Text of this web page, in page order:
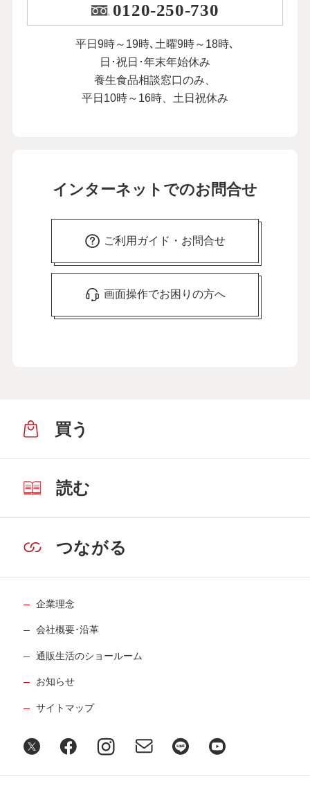
0120-250-730
平日9時～19時､土曜9時～18時､
日･祝日･年末年始休み
養生食品相談窓口のみ、
平日10時～16時、土日祝休み
インターネットでのお問合せ
ご利用ガイド・お問合せ
画面操作でお困りの方へ
買う
読む
つながる
企業理念
会社概要･沿革
通販生活のショールーム
お知らせ
サイトマップ